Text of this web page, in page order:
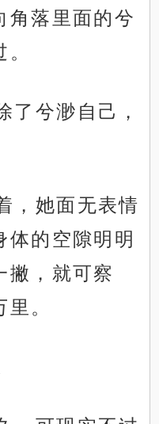
角落里面的兮
了兮渺自己，
，她面无表情
体的空隙明明
撇，就可察
。